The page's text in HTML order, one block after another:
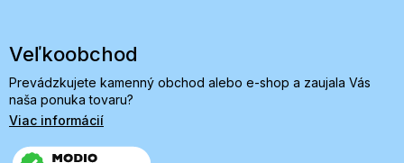
Veľkoobchod
Prevádzkujete kamenný obchod alebo e-shop a zaujala Vás
naša ponuka tovaru?
Viac informácií